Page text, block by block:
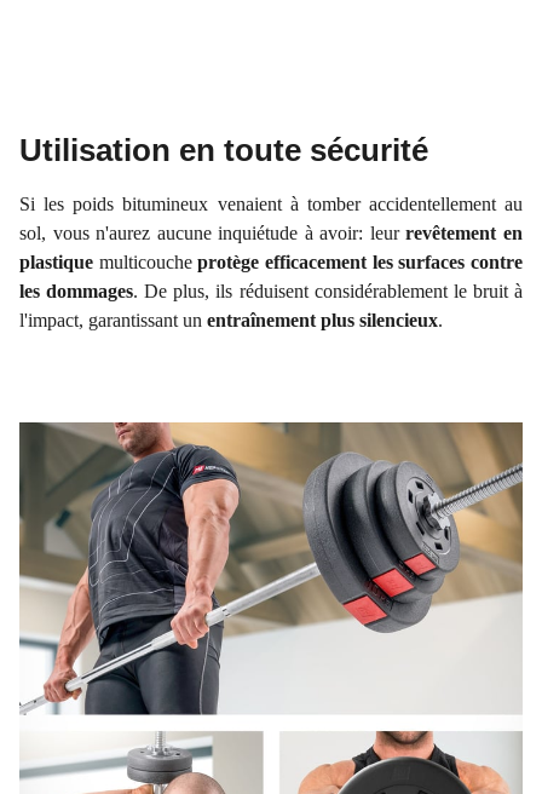
Utilisation en toute sécurité
Si les poids bitumineux venaient à tomber accidentellement au
sol, vous n'aurez aucune inquiétude à avoir: leurrevêtement en
plastique multicoucheprotège efficacement les surfaces contre
les dommages. De plus, ils réduisent considérablement le bruit à
l'impact, garantissant un entraînement plus silencieux.